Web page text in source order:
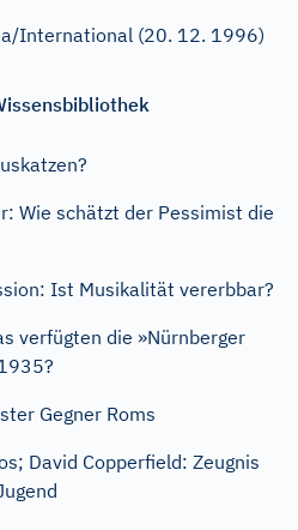
International (20. 12. 1996)
Wie schätzt der Pessimist die
Ist Musikalität vererbbar?
verfügten die »Nürnberger
Gegner Roms
David Copperfield: Zeugnis